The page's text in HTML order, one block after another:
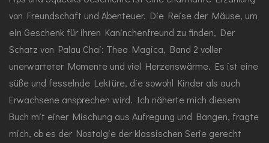
von Freundschaft und Abenteuer. Die Reise der Mäuse, um
ein Geschenk für ihren Kaninchenfreund zu finden, Der
Schatz von Palau Chai: Thea Magica, Band 2 voller
unerwarteter Momente und viel Herzenswärme. Es ist eine
süße und fesselnde Lektüre, die sowohl Kinder als auch
Erwachsene ansprechen wird. Ich näherte mich diesem
Buch mit einer Mischung aus Aufregung und Bangen, fragte
mich, ob es der Nostalgie der klassischen Serie gerecht